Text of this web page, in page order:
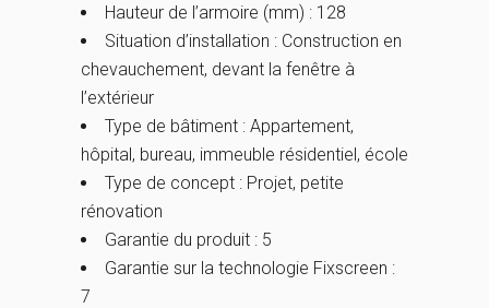
Hauteur de l’armoire (mm) : 128
Situation d’installation : Construction en
chevauchement, devant la fenêtre à
l’extérieur
Type de bâtiment : Appartement,
hôpital, bureau, immeuble résidentiel, école
Type de concept : Projet, petite
rénovation
Garantie du produit : 5
Garantie sur la technologie Fixscreen :
7